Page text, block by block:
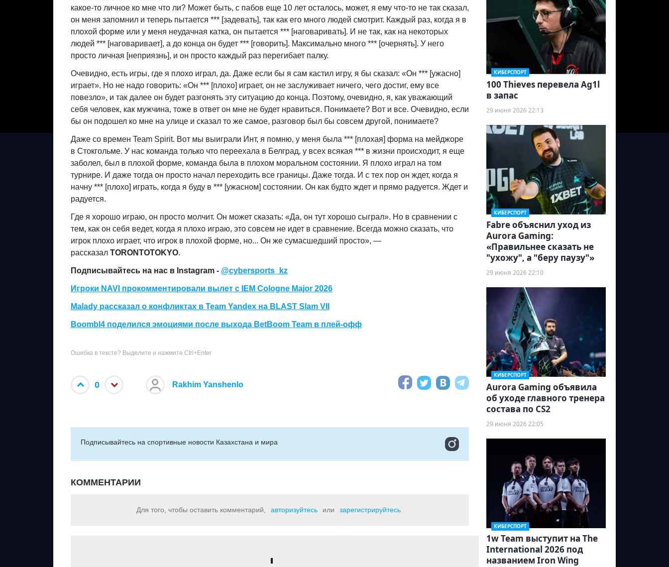
какое-то личное ко мне что ли? Может быть, с пабов еще 10 лет осталось, может, я ему что-то не так сказал,
он меня запомнил и теперь пытается *** [задевать], так как его много людей смотрит. Каждый раз, когда я в
плохой форме или у меня неудачная катка, он пытается *** [наговаривать]. И не так, как на некоторых
людей *** [наговаривает], а до конца он будет *** [говорить]. Максимально много *** [очернять]. У него
просто личная [неприязнь], и он просто каждый раз перегибает палку.
Очевидно, есть игры, где я плохо играл, да. Даже если бы я сам кастил игру, я бы сказал: «Он *** [ужасно]
играет». Но не надо говорить: «Он *** [плохо] играет, он не заслуживает ничего, чего достиг, ему все
повезло», и так далее он будет разгонять эту ситуацию до конца. Поэтому, очевидно, я, как уважающий
себя человек, как мужчина, тоже в ответ он мне не будет нравиться. Понимаете? Вот и все. Очевидно, если
бы он подошел ко мне на улице и сказал то же самое, разговор был бы совсем другой, понимаете?
Даже со времен Team Spirit. Вот мы выиграли Инт, я помню, у меня была *** [плохая] форма на мейджоре
в Стокгольме. У нас команда только что переехала в Белград, у всех всякая *** в жизни происходит, я еще
заболел, был в плохой форме, команда была в плохом моральном состоянии. Я плохо играл на том
турнире. И даже тогда он просто начал переходить все границы. Даже тогда. И с тех пор он ждет, когда я
начну *** [плохо] играть, когда я буду в *** [ужасном] состоянии. Он как будто ждет и прямо радуется. Ждет и
радуется.
Где я хорошо играю, он просто молчит. Он может сказать: «Да, он тут хорошо сыграл». Но в сравнении с
тем, как он себя ведет, когда я плохо играю, это совсем не идет в сравнение. Всегда можно сказать, что
игрок плохо играет, что игрок в плохой форме, но... Он же сумасшедший просто», —
рассказал TORONTOTOKYO.
Подписывайтесь на нас в Instagram - @cybersports_kz
Игроки NAVI прокомментировали вылет с IEM Cologne Major 2026
Malady рассказал о конфликтах в Team Yandex на BLAST Slam VII
Boombl4 поделился эмоциями после выхода BetBoom Team в плей-офф
Ошибка в тексте? Выделите и нажмите Ctrl+Enter
0 Rakhim Yanshenlo
Подписывайтесь на cпортивные новости Казахстана и мира
КОММЕНТАРИИ
Для того, чтобы оставить комментарий, авторизуйтесь или зарегистрируйтесь
КИБЕРСПОРТ
100 Thieves перевела Ag1l
в запас
29 июня 2026 22:13
КИБЕРСПОРТ
Fabre объяснил уход из
Aurora Gaming:
«Правильнее сказать не
"ухожу", а "беру паузу"»
29 июня 2026 22:10
КИБЕРСПОРТ
Aurora Gaming объявила
об уходе главного тренера
состава по CS2
29 июня 2026 22:05
КИБЕРСПОРТ
1w Team выступит на The
International 2026 под
названием Iron Wing